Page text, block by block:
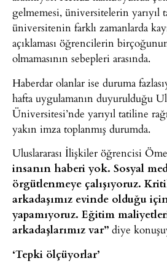
gelmemesi, üniversitelerin yarıyıl
üniversitenin farklı zamanlarda
açıklaması öğrencilerin
olmamasının sebepleri arasında.
Haberdar olanlar ise duruma
hafta uygulamanın duyurulduğu
Üniversitesi’nde yarıyıl tatiline
yakın imza toplanmış durumda.
Uluslararası İlişkiler öğrencisi
insanın haberi yok. Sosyal
örgütlenmeye çalışıyoruz.
arkadaşımız evinde olduğu
yapamıyoruz. Eğitim
arkadaşlarımız var” diye
‘Tepki ölçüyorlar’